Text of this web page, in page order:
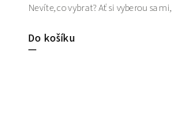
Do košíku
Nevíte, co vybrat? Ať si vyberou